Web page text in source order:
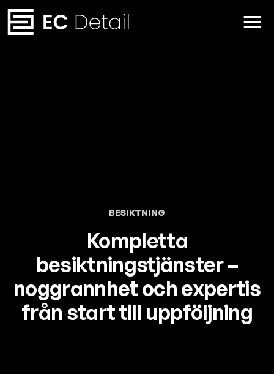
BESIKTNING
Kompletta
besiktningstjänster –
noggrannhet och expertis
från start till uppföljning